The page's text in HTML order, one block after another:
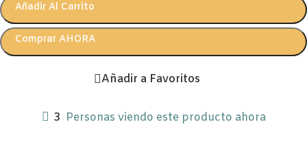
Añadir Al Carrito
Comprar AHORA
Añadir a Favoritos
3 Personas viendo este producto ahora